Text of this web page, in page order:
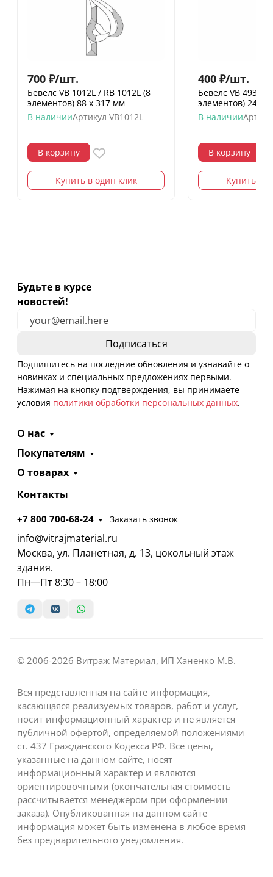
700 ₽/шт.
Бевелс VB 1012L / RB 1012L (8
элементов) 88 х 317 мм
В наличииАртикул VB1012L
В корзину
Купить в один клик
400 ₽/шт.
Бевелс VB 493.2 /
элементов) 240
В наличии
В корзину
Купить в
Будьте в курсе
новостей!
Подпишитесь на последние обновления и узнавайте о
новинках и специальных предложениях первыми.
Нажимая на кнопку подтверждения, вы принимаете
условия политики обработки персональных данных.
О нас
Покупателям
О товарах
Контакты
+7 800 700-68-24 Заказать звонок
info@vitrajmaterial.ru
Москва, ул. Планетная, д. 13, цокольный этаж
здания.
Пн—Пт 8:30 – 18:00
© 2006-2026 Витраж Материал, ИП Ханенко М.В.
Вся представленная на сайте информация,
касающаяся реализуемых товаров, работ и услуг,
носит информационный характер и не является
публичной офертой, определяемой положениями
ст. 437 Гражданского Кодекса РФ. Все цены,
указанные на данном сайте, носят
информационный характер и являются
ориентировочными (окончательная стоимость
рассчитывается менеджером при оформлении
заказа). Опубликованная на данном сайте
информация может быть изменена в любое время
без предварительного уведомления.